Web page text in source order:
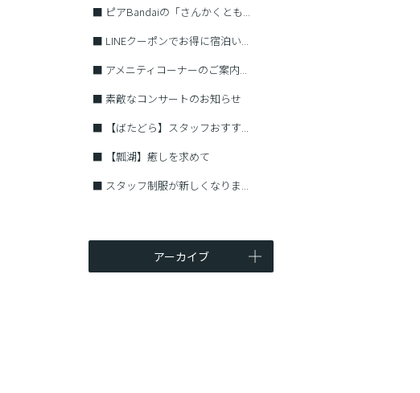
■ ピアBandaiの「さんかくとも...
■ LINEクーポンでお得に宿泊い...
■ アメニティコーナーのご案内...
■ 素敵なコンサートのお知らせ
■
【ばたどら】スタッフおすす...
■
【瓢湖】癒しを求めて
■ スタッフ制服が新しくなりま...
アーカイブ